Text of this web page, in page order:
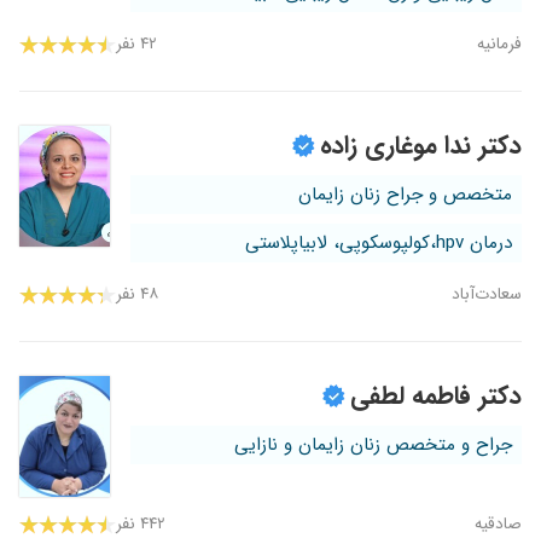
فرمانیه ۴۲ نفر
دکتر ندا موغاری زاده
متخصص و جراح زنان زایمان
درمان hpv،کولپوسکوپی، لابیاپلاستی
سعادت‌آباد ۴۸ نفر
دکتر فاطمه لطفی
جراح و متخصص زنان زایمان و نازایی
صادقیه ۴۴۲ نفر